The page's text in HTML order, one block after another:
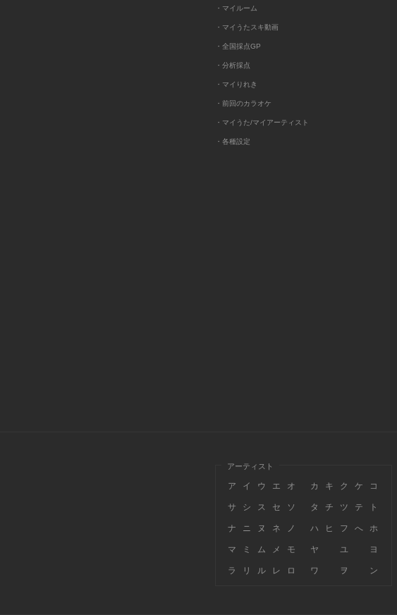
・マイルーム
・マイうたスキ動画
・全国採点GP
・分析採点
・マイりれき
・前回のカラオケ
・マイうた/マイアーティスト
・各種設定
アーティスト
ア イ ウ エ オ カ キ ク ケ コ
サ シ ス セ ソ タ チ ツ テ ト
ナ ニ ヌ ネ ノ ハ ヒ フ へ ホ
マ ミ ム メ モ ヤ ユ ヨ
ラ リ ル レ ロ ワ ヲ ン